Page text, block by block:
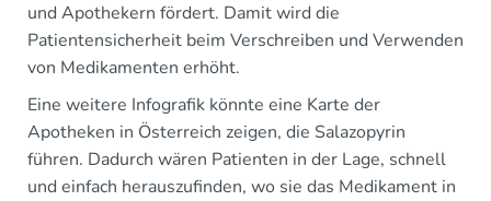
und Apothekern fördert. Damit wird die
Patientensicherheit beim Verschreiben und Verwenden
von Medikamenten erhöht.
Eine weitere Infografik könnte eine Karte der
Apotheken in Österreich zeigen, die Salazopyrin
führen. Dadurch wären Patienten in der Lage, schnell
und einfach herauszufinden, wo sie das Medikament in